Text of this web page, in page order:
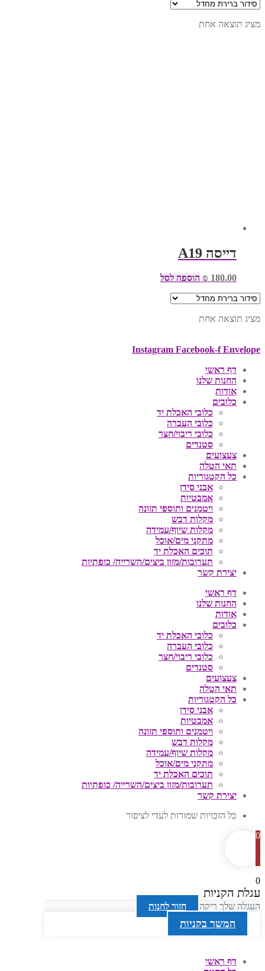
מציג תוצאה אחת
דייסה A19
₪ 180.00 הוספה לסל
מציג תוצאה אחת
Instagram Facebook-f Envelope
דף ראשי
החנות שלנו
אודות
כלובים
כלובי האכלת יד
כלובי העברה
כלובי ריבוי/חצר
סטנדים
צעצועים
תאי הטלה
כל הקטגוריות
אבני סידן
אמבטיות
ויטמנים ותוספי תזונה
מקלות דבש
מקלות שיוף/עמידה
מתקני מים/אוכל
תוכים האכלת יד
תערובות/מזון ביצים/השרייה/ כופתיות
יצירת קשר
דף ראשי
החנות שלנו
אודות
כלובים
כלובי האכלת יד
כלובי העברה
כלובי ריבוי/חצר
סטנדים
צעצועים
תאי הטלה
כל הקטגוריות
אבני סידן
אמבטיות
ויטמנים ותוספי תזונה
מקלות דבש
מקלות שיוף/עמידה
מתקני מים/אוכל
תוכים האכלת יד
תערובות/מזון ביצים/השרייה/ כופתיות
יצירת קשר
כל הזכויות שמורות לעדי לציפור
0
0
עגלת הקניות
העגלה שלך ריקה חזור לחנות
המשך בקניות
דף ראשי